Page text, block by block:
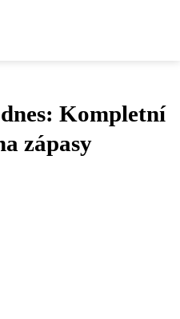
Kompletní
zápasy